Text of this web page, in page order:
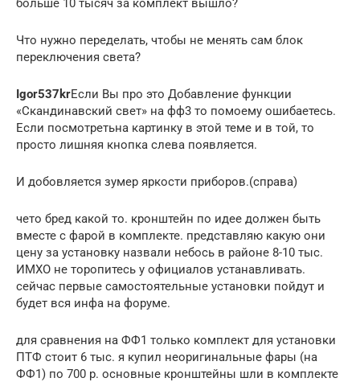
больше 10 тысяч за комплект вышло?
Что нужно переделать, чтобы не менять сам блок
переключения света?
Igor537krЕсли Вы про это Добавление функции
«Скандинавский свет» на фф3 то помоему ошибаетесь.
Если посмотретьна картинку в этой теме и в той, то
просто лишняя кнопка слева появляется.
И добовляется зумер яркости приборов.(справа)
чето бред какой то. кронштейн по идее должен быть
вместе с фарой в комплекте. представляю какую они
цену за установку назвали небось в районе 8-10 тыс.
ИМХО не торопитесь у официалов устанавливать.
сейчас первые самостоятельные установки пойдут и
будет вся инфа на форуме.
для сравнения на ФФ1 только комплект для установки
ПТФ стоит 6 тыс. я купил неоригинальные фары (на
ФФ1) по 700 р. основные кронштейны шли в комплекте